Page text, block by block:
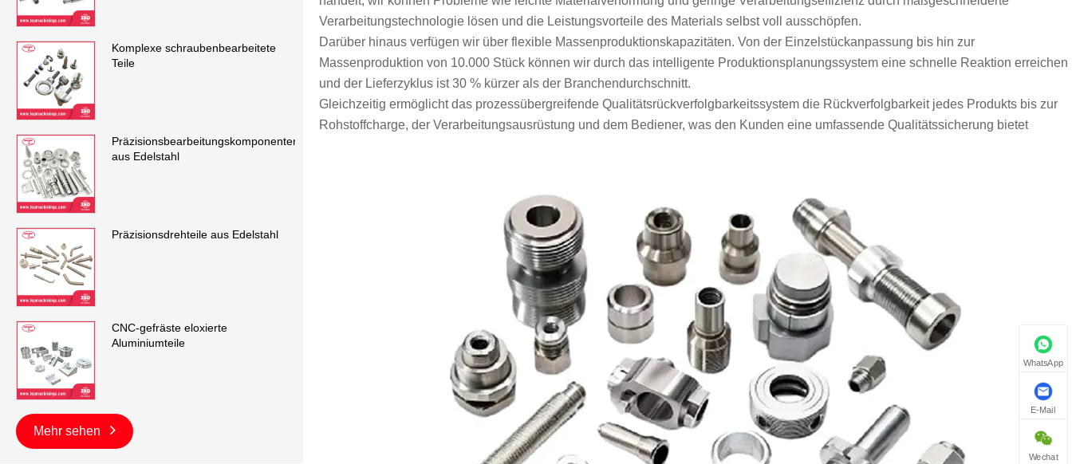
Komplexe schraubenbearbeitete
Teile
Präzisionsbearbeitungskomponenten
aus Edelstahl
Präzisionsdrehteile aus Edelstahl
CNC-gefräste eloxierte
Aluminiumteile
Mehr sehen
Verarbeitungstechnologie lösen und die Leistungsvorteile des Materials selbst voll ausschöpfen.
Darüber hinaus verfügen wir über flexible Massenproduktionskapazitäten. Von der Einzelstückanpassung bis hin zur
Massenproduktion von 10.000 Stück können wir durch das intelligente Produktionsplanungssystem eine schnelle Reaktion erreichen
und der Lieferzyklus ist 30 % kürzer als der Branchendurchschnitt.
Gleichzeitig ermöglicht das prozessübergreifende Qualitätsrückverfolgbarkeitssystem die Rückverfolgbarkeit jedes Produkts bis zur
Rohstoffcharge, der Verarbeitungsausrüstung und dem Bediener, was den Kunden eine umfassende Qualitätssicherung bietet
WhatsApp
E-Mail
Wechat